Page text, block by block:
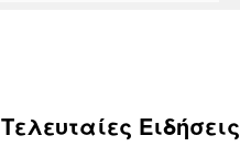
Τελευταίες Ειδήσεις